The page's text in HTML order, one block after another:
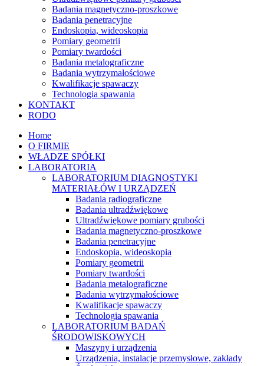
Badania magnetyczno-proszkowe
Badania penetracyjne
Endoskopia, wideoskopia
Pomiary geometrii
Pomiary twardości
Badania metalograficzne
Badania wytrzymałościowe
Kwalifikacje spawaczy
Technologia spawania
KONTAKT
RODO
Home
O FIRMIE
WŁADZE SPÓŁKI
LABORATORIA
LABORATORIUM DIAGNOSTYKI
MATERIAŁÓW I URZĄDZEŃ
Badania radiograficzne
Badania ultradźwiękowe
Ultradźwiękowe pomiary grubości
Badania magnetyczno-proszkowe
Badania penetracyjne
Endoskopia, wideoskopia
Pomiary geometrii
Pomiary twardości
Badania metalograficzne
Badania wytrzymałościowe
Kwalifikacje spawaczy
Technologia spawania
LABORATORIUM BADAŃ
ŚRODOWISKOWYCH
Maszyny i urządzenia
Urządzenia, instalacje przemysłowe, zakłady